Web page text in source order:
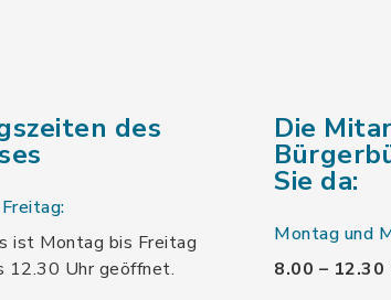
des
ist Montag bis Freitag
12.30 Uhr geöffnet.
Die
Sie da:
Montag und
8.00 – 12.30